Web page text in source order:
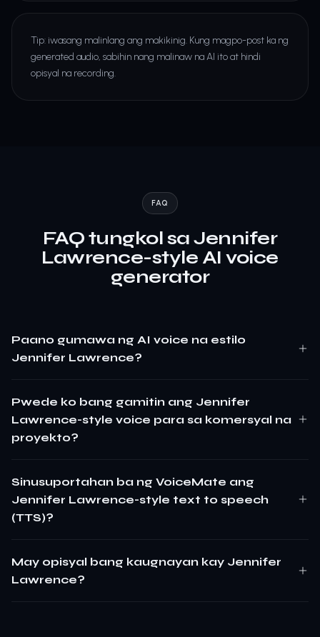
Tip: iwasang malinlang ang makikinig. Kung magpo-post ka ng
generated audio, sabihin nang malinaw na AI ito at hindi
opisyal na recording.
FAQ
FAQ tungkol sa Jennifer
Lawrence-style AI voice
generator
Paano gumawa ng AI voice na estilo
Jennifer Lawrence?
Pwede ko bang gamitin ang Jennifer
Lawrence-style voice para sa komersyal na
proyekto?
Sinusuportahan ba ng VoiceMate ang
Jennifer Lawrence-style text to speech
(TTS)?
May opisyal bang kaugnayan kay Jennifer
Lawrence?